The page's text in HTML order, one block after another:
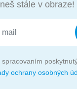
stále v obraze!
spracovaním
ochrany osobných